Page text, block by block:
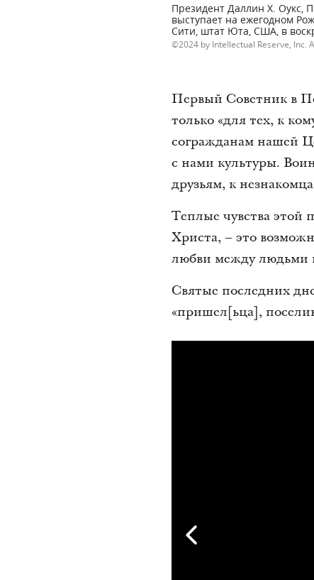
Президент Даллин Х. Оукс,
выступает на ежегодном
Сити, штат Юта, США, в
2024 by Intellectual Reserve, Inc.
Первый Советник в
только «для тех, к
согражданам нашей
с нами культуры.
друзьям, к
Теплые чувства этой
Христа, – это
любви между людьми
Святые последних
«пришел[ьца],